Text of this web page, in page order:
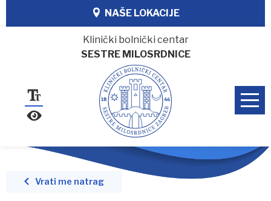
NAŠE LOKACIJE
Klinički bolnički centar
SESTRE MILOSRDNICE
Vrati me natrag